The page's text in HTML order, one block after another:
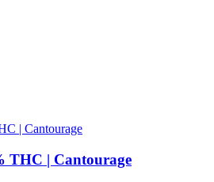
THC | Cantourage